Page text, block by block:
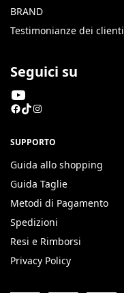
BRAND
Testimonianze dei clienti
Seguici su
SUPPORTO
Guida allo shopping
Guida Taglie
Metodi di Pagamento
Spedizioni
Resi e Rimborsi
Privacy Policy